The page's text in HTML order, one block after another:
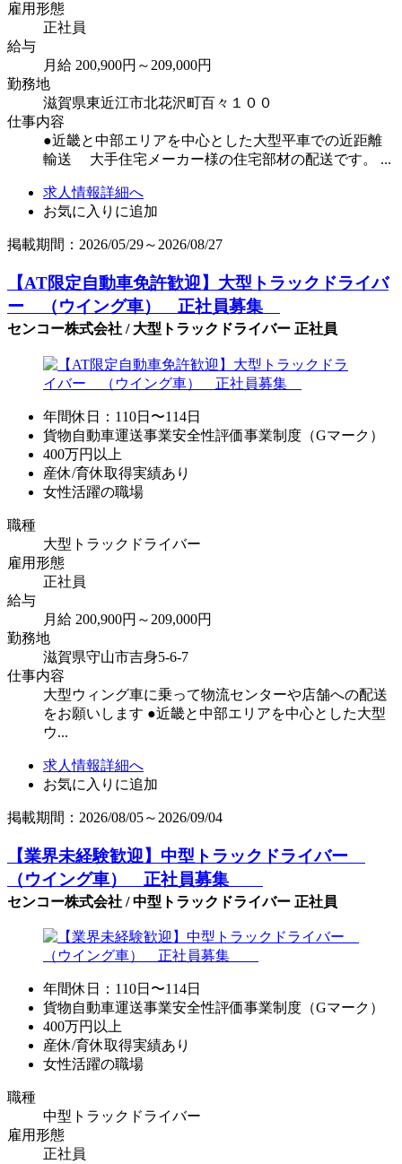
雇用形態
正社員
給与
月給 200,900円～209,000円
勤務地
滋賀県東近江市北花沢町百々１００
仕事内容
●近畿と中部エリアを中心とした大型平車での近距離
輸送 大手住宅メーカー様の住宅部材の配送です。 ...
求人情報詳細へ
お気に入りに追加
掲載期間：2026/05/29～2026/08/27
【AT限定自動車免許歓迎】大型トラックドライバ
ー （ウイング車） 正社員募集
センコー株式会社 / 大型トラックドライバー 正社員
年間休日：110日〜114日
貨物自動車運送事業安全性評価事業制度（Gマーク）
400万円以上
産休/育休取得実績あり
女性活躍の職場
職種
大型トラックドライバー
雇用形態
正社員
給与
月給 200,900円～209,000円
勤務地
滋賀県守山市吉身5-6-7
仕事内容
大型ウィング車に乗って物流センターや店舗への配送
をお願いします ●近畿と中部エリアを中心とした大型
ウ...
求人情報詳細へ
お気に入りに追加
掲載期間：2026/08/05～2026/09/04
【業界未経験歓迎】中型トラックドライバー
（ウイング車） 正社員募集
センコー株式会社 / 中型トラックドライバー 正社員
年間休日：110日〜114日
貨物自動車運送事業安全性評価事業制度（Gマーク）
400万円以上
産休/育休取得実績あり
女性活躍の職場
職種
中型トラックドライバー
雇用形態
正社員